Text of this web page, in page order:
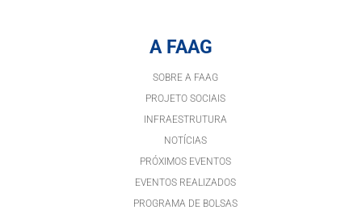
A FAAG
SOBRE A FAAG
PROJETO SOCIAIS
INFRAESTRUTURA
NOTÍCIAS
PRÓXIMOS EVENTOS
EVENTOS REALIZADOS
PROGRAMA DE BOLSAS